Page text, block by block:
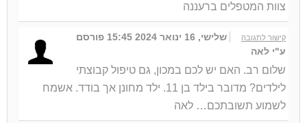
צוות המטפלים ברעננה
קישור לתגובה שלישי, 16 ינואר 2024 15:45
פורסם
ע"י לאה
שלום רב. האם יש לכם במכון, גם טיפול קבוצתי
לילדים? מדובר בילד בן 11. ילד מחונן אך בודד. אשמח
לשמוע תשובתכם… לאה